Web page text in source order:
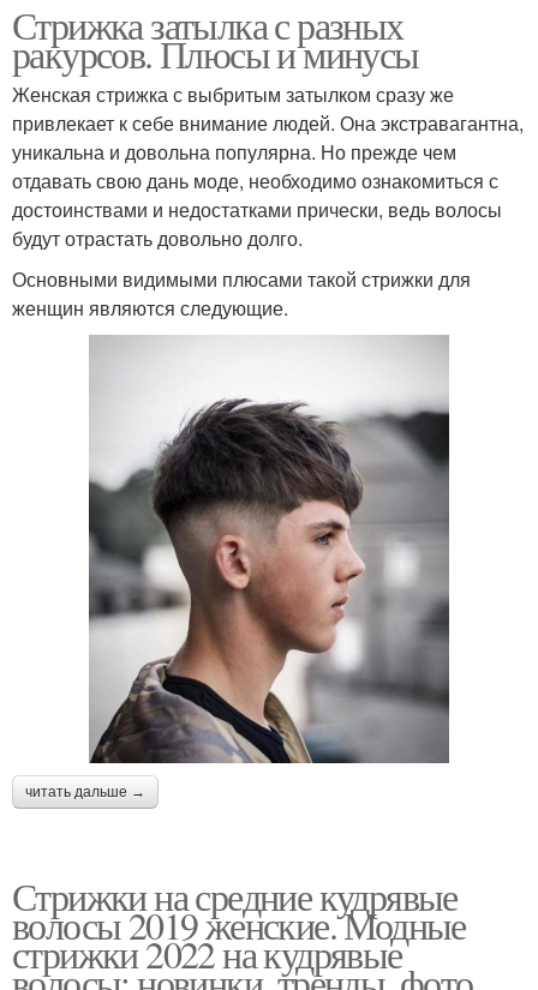
Стрижка затылка с разных
ракурсов. Плюсы и минусы
Женская стрижка с выбритым затылком сразу же
привлекает к себе внимание людей. Она экстравагантна,
уникальна и довольна популярна. Но прежде чем
отдавать свою дань моде, необходимо ознакомиться с
достоинствами и недостатками прически, ведь волосы
будут отрастать довольно долго.
Основными видимыми плюсами такой стрижки для
женщин являются следующие.
читать дальше →
Стрижки на средние кудрявые
волосы 2019 женские. Модные
стрижки 2022 на кудрявые